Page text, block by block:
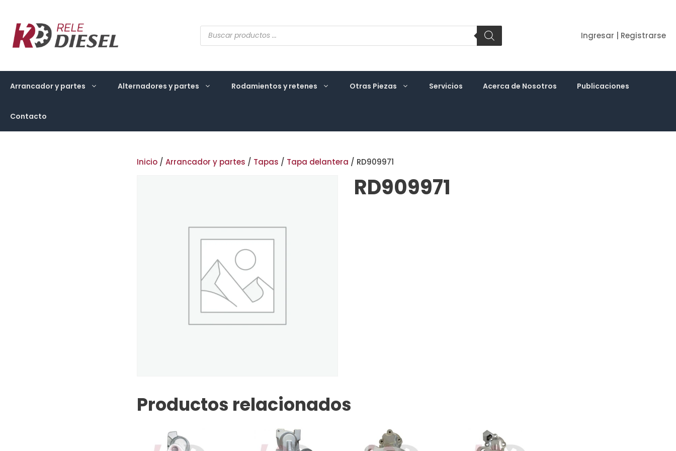
contenido
Búsqueda
de
productos
Ingresar | Registrarse
Arrancador y partes Alternadores y partes Rodamientos y retenes Otras Piezas Servicios Acerca de Nosotros Publicaciones
Contacto
Inicio / Arrancador y partes / Tapas / Tapa delantera / RD909971
RD909971
Productos relacionados